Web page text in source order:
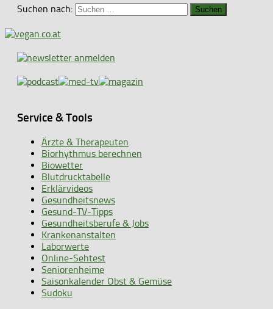
Suchen nach:
Service & Tools
Ärzte & Therapeuten
Biorhythmus berechnen
Biowetter
Blutdrucktabelle
Erklärvideos
Gesundheitsnews
Gesund-TV-Tipps
Gesundheitsberufe & Jobs
Krankenanstalten
Laborwerte
Online-Sehtest
Seniorenheime
Saisonkalender Obst & Gemüse
Sudoku